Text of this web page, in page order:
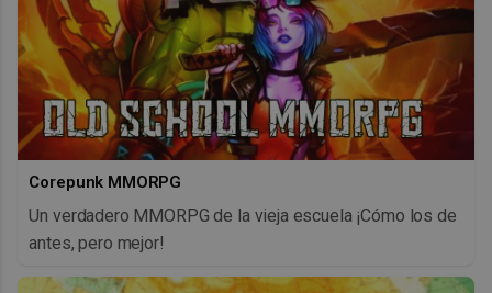
Corepunk MMORPG
Un verdadero MMORPG de la vieja escuela ¡Cómo los de
antes, pero mejor!